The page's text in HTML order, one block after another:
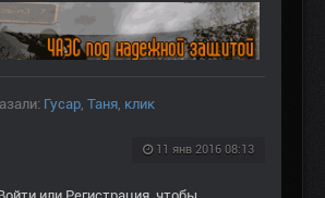
Гусар, Таня, клик
11 янв 2016 08:13